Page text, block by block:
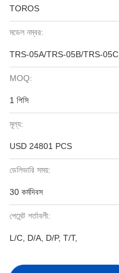
TOROS
মডেল নম্বর:
TRS-05A/TRS-05B/TRS-05C
MOQ:
1 পিসি
মূল্য:
USD 24801 PCS
ডেলিভারি সময়:
30 কর্মদিবস
পেমেন্ট শর্তাবলী:
L/C, D/A, D/P, T/T,